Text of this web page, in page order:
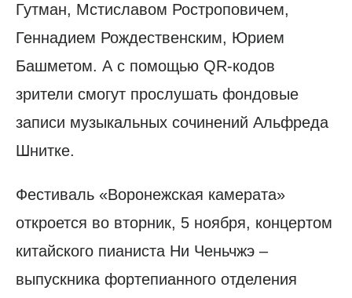
Гутман, Мстиславом Ростроповичем,
Геннадием Рождественским, Юрием
Башметом. А с помощью QR-кодов
зрители смогут прослушать фондовые
записи музыкальных сочинений Альфреда
Шнитке.
Фестиваль «Воронежская камерата»
откроется во вторник, 5 ноября, концертом
китайского пианиста Ни Ченьчжэ –
выпускника фортепианного отделения